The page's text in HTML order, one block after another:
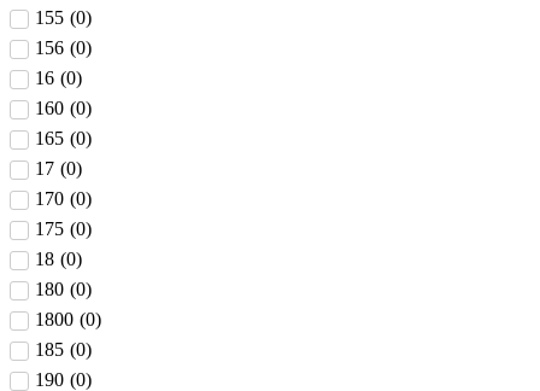
155 (0)
156 (0)
16 (0)
160 (0)
165 (0)
17 (0)
170 (0)
175 (0)
18 (0)
180 (0)
1800 (0)
185 (0)
190 (0)